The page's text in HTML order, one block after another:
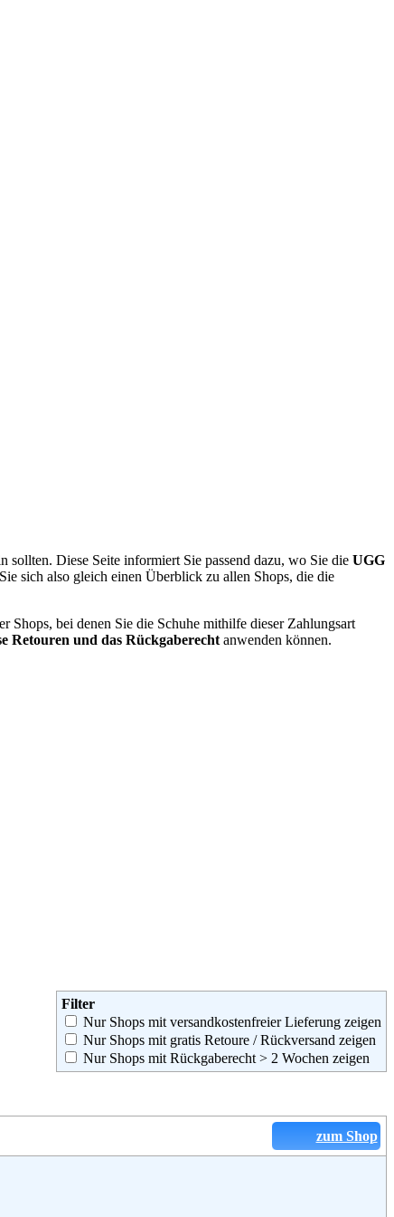
sollten. Diese Seite informiert Sie passend dazu, wo Sie die UGG
sich also gleich einen Überblick zu allen Shops, die die
bei denen Sie die Schuhe mithilfe dieser Zahlungsart
Retouren und das Rückgaberecht anwenden können.
Filter
Nur Shops mit versandkostenfreier Lieferung zeigen
Nur Shops mit gratis Retoure / Rückversand zeigen
Nur Shops mit Rückgaberecht > 2 Wochen zeigen
zum Shop